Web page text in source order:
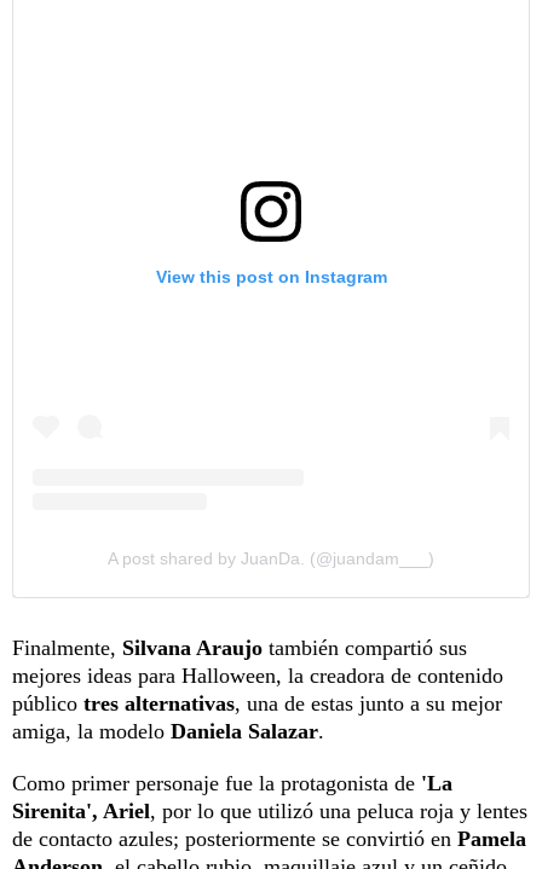
View this post on Instagram
A post shared by JuanDa. (@juandam___)
Finalmente, Silvana Araujo también compartió sus
mejores ideas para Halloween, la creadora de contenido
público tres alternativas, una de estas junto a su mejor
amiga, la modelo Daniela Salazar.
Como primer personaje fue la protagonista de 'La
Sirenita', Ariel, por lo que utilizó una peluca roja y lentes
de contacto azules; posteriormente se convirtió en Pamela